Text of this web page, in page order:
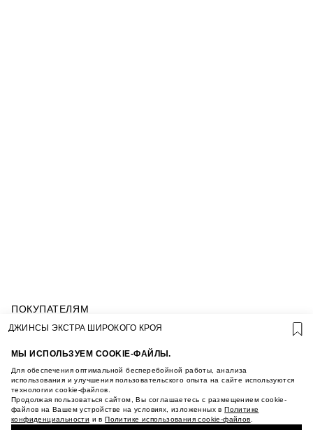
МЫ ИСПОЛЬЗУЕМ COOKIE-ФАЙЛЫ.
Для обеспечения оптимальной бесперебойной работы, анализа
использования и улучшения пользовательского опыта на сайте используются
технологии cookie-файлов.
Продолжая пользоваться сайтом, Вы соглашаетесь с размещением cookie-
файлов на Вашем устройстве на условиях, изложенных вПолитике
конфиденциальности и вПолитике использования cookie-файлов
ПОКУПАТЕЛЯМ
УСЛОВИЯ ИСПОЛЬЗОВАНИЯ ПОДАРОЧНЫХ
ПОЛИТИКА КОНФИДЕНЦИАЛЬНОСТИ
УСЛОВИЯ ПОКУПКИ
О НАС
МАГАЗИНЫ
КАРЬЕРА
ДЖИНСЫ ЭКСТРА ШИРОКОГО КРОЯ
КУПИТЬ + ПОЛУЧИТЬ В МАГАЗИНЕ MAAG